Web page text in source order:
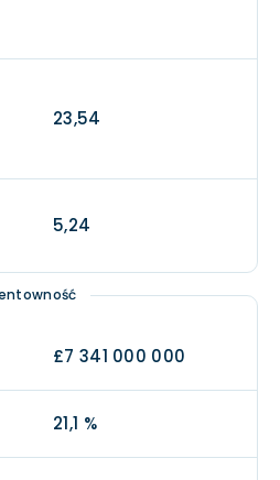
23,54
5,24
£7 341 000 000
21,1 %